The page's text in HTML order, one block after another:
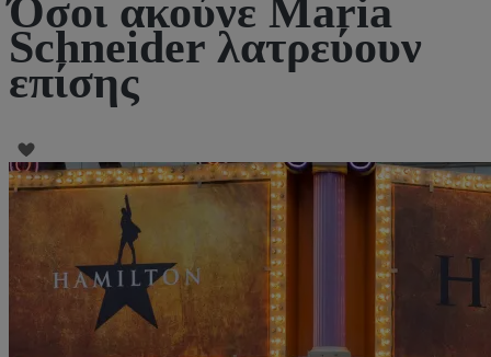
Όσοι ακούνε Maria
Schneider λατρεύουν
επίσης